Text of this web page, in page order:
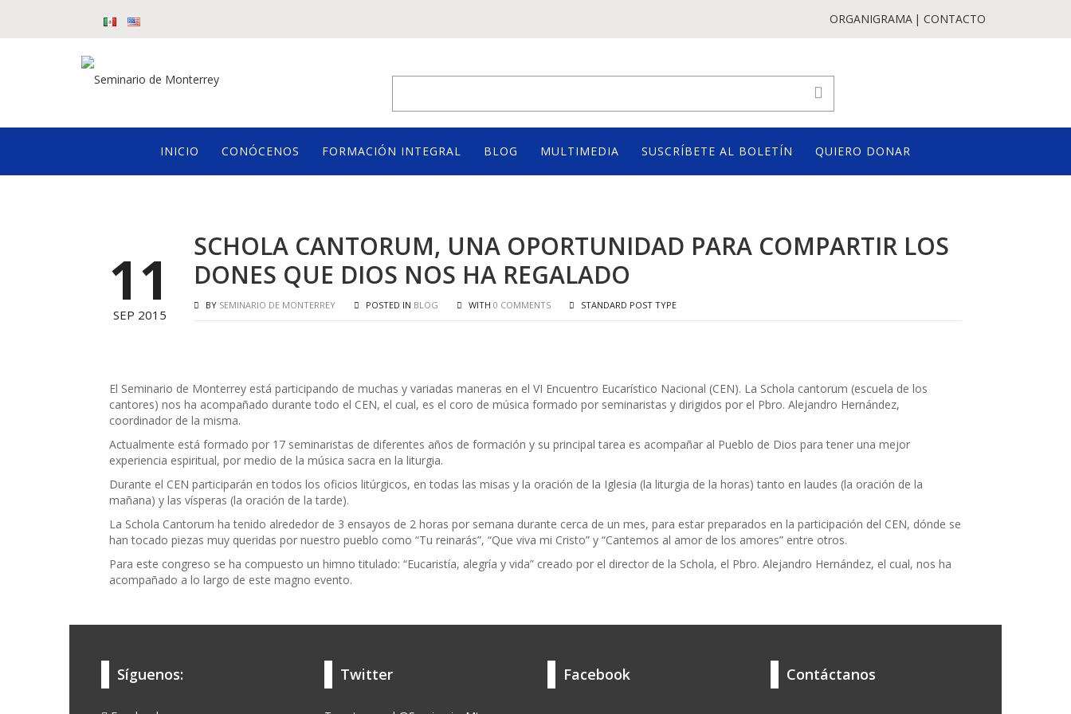
ORGANIGRAMA CONTACTO
INICIO CONÓCENOS FORMACIÓN INTEGRAL BLOG MULTIMEDIA SUSCRÍBETE AL BOLETÍN QUIERO DONAR
11
SEP 2015
SCHOLA CANTORUM, UNA OPORTUNIDAD PARA COMPARTIR LOS
DONES QUE DIOS NOS HA REGALADO
BY SEMINARIO DE MONTERREY POSTED IN BLOG WITH 0 COMMENTS STANDARD POST TYPE
El Seminario de Monterrey está participando de muchas y variadas maneras en el VI Encuentro Eucarístico Nacional (CEN). La Schola cantorum (escuela de los
cantores) nos ha acompañado durante todo el CEN, el cual, es el coro de música formado por seminaristas y dirigidos por el Pbro. Alejandro Hernández,
coordinador de la misma.
Actualmente está formado por 17 seminaristas de diferentes años de formación y su principal tarea es acompañar al Pueblo de Dios para tener una mejor
experiencia espiritual, por medio de la música sacra en la liturgia.
Durante el CEN participarán en todos los oficios litúrgicos, en todas las misas y la oración de la Iglesia (la liturgia de la horas) tanto en laudes (la oración de la
mañana) y las vísperas (la oración de la tarde).
La Schola Cantorum ha tenido alrededor de 3 ensayos de 2 horas por semana durante cerca de un mes, para estar preparados en la participación del CEN, dónde se
han tocado piezas muy queridas por nuestro pueblo como “Tu reinarás”, “Que viva mi Cristo” y “Cantemos al amor de los amores” entre otros.
Para este congreso se ha compuesto un himno titulado: “Eucaristía, alegría y vida” creado por el director de la Schola, el Pbro. Alejandro Hernández, el cual, nos ha
acompañado a lo largo de este magno evento.
Síguenos: Twitter Facebook Contáctanos